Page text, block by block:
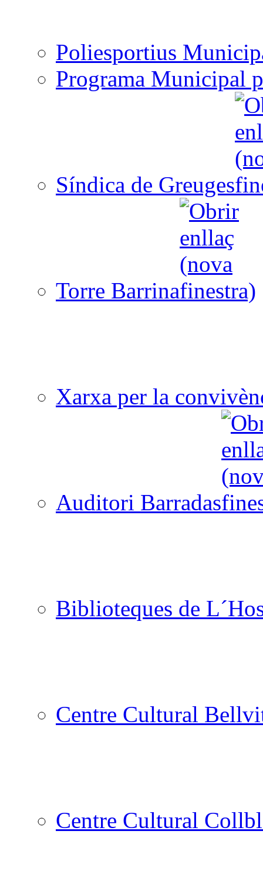
Poliesportius
Programa Municipal
Síndica de Greuges
Torre Barrina
Xarxa per la
Auditori Barradas
Biblioteques de
Centre Cultural
Centre Cultural